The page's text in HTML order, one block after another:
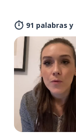
91 palabras